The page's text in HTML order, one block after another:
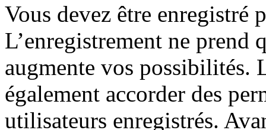
Vous devez être enregistré
L’enregistrement ne prend
augmente vos possibilités.
également accorder des
utilisateurs enregistrés.